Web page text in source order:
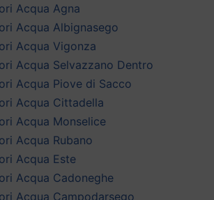
Acqua Agna
Acqua Albignasego
Acqua Vigonza
Acqua Selvazzano Dentro
Acqua Piove di Sacco
Acqua Cittadella
Acqua Monselice
Acqua Rubano
Acqua Este
Acqua Cadoneghe
Acqua Campodarsego